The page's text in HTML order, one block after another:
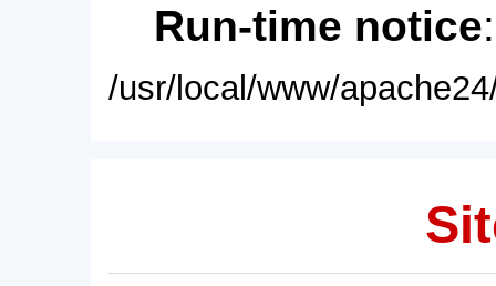
Run-time notice
/usr/local/www/